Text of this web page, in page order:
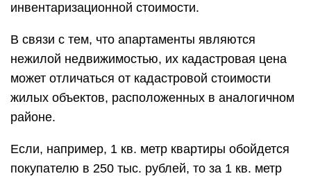
инвентаризационной стоимости.
В связи с тем, что апартаменты являются
нежилой недвижимостью, их кадастровая цена
может отличаться от кадастровой стоимости
жилых объектов, расположенных в аналогичном
районе.
Если, например, 1 кв. метр квартиры обойдется
покупателю в 250 тыс. рублей, то за 1 кв. метр